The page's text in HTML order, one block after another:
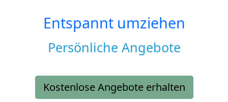
Entspannt umziehen
Persönliche Angebote
Kostenlose Angebote erhalten